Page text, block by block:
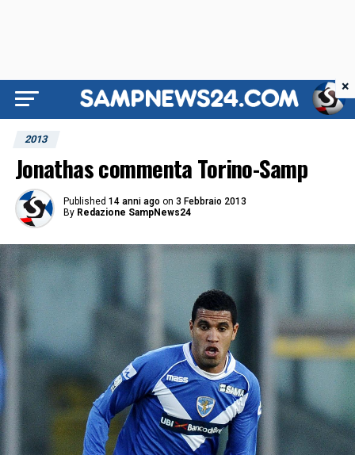
2013
Jonathas commenta Torino-Samp
Published 14 anni ago on 3 Febbraio 2013
By Redazione SampNews24
×